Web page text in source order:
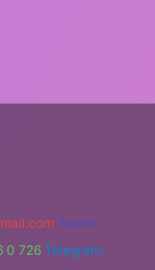
Teams:
0 726 Telegram: